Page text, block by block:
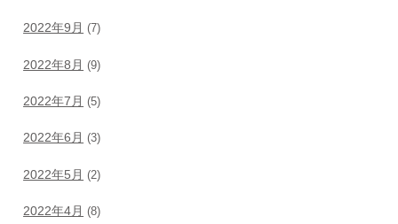
2022年9月 (7)
2022年8月 (9)
2022年7月 (5)
2022年6月 (3)
2022年5月 (2)
2022年4月 (8)